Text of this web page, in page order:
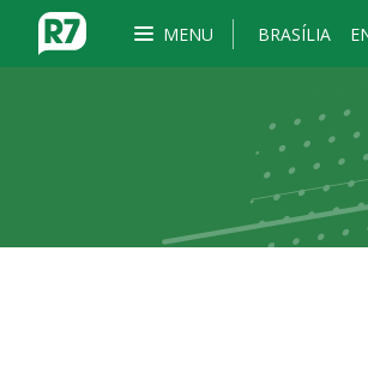
MENU BRASÍLIA